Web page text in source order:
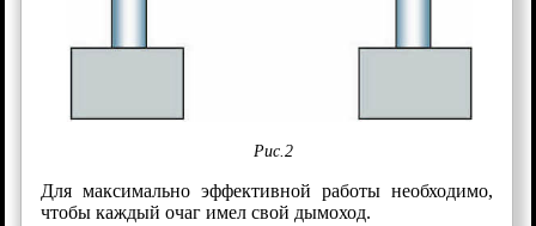
Рис.2
Для максимально эффективной работы необходимо,
чтобы каждый очаг имел свой дымоход.